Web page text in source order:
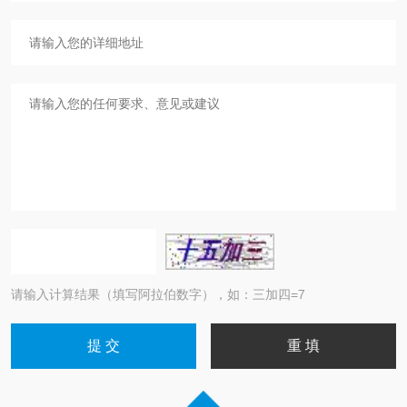
请输入计算结果（填写阿拉伯数字），如：三加四=7